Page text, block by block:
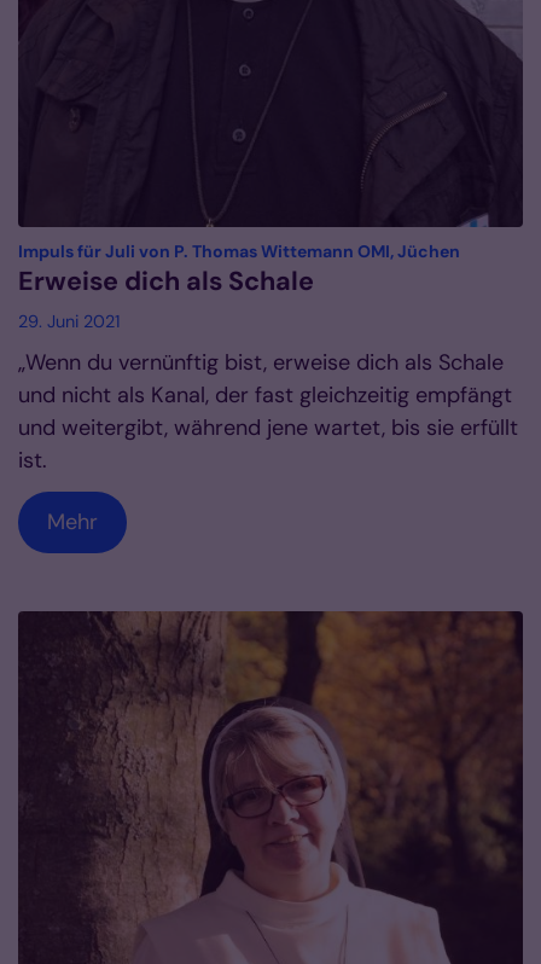
Impuls für Juli von P. Thomas Wittemann OMI, Jüchen
Erweise dich als Schale
29. Juni 2021
„Wenn du vernünftig bist, erweise dich als Schale
und nicht als Kanal, der fast gleichzeitig empfängt
und weitergibt, während jene wartet, bis sie erfüllt
ist.
Mehr